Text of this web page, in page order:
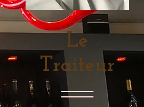
Le
Traiteur